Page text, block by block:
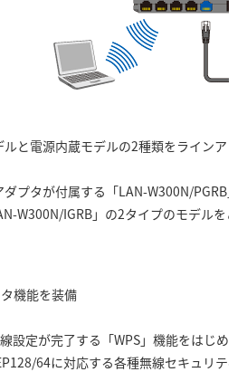
と電源内蔵モデルの2種類をラインアッ
ダプタが付属する「LAN-W300N/PGRB
W300N/IGRB」の2タイプのモデルを
機能を装備
設定が完了する「WPS」機能をはじめ、
64に対応する各種無線セキュリテ